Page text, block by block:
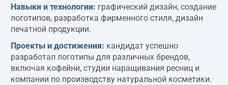
Навыки и технологии: графический дизайн, создание
логотипов, разработка фирменного стиля, дизайн
печатной продукции.
Проекты и достижения: кандидат успешно
разработал логотипы для различных брендов,
включая кофейни, студии наращивания ресниц и
компании по производству натуральной косметики.